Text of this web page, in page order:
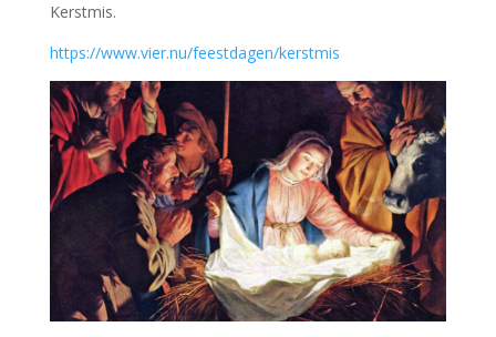
Kerstmis.
https://www.vier.nu/feestdagen/kerstmis